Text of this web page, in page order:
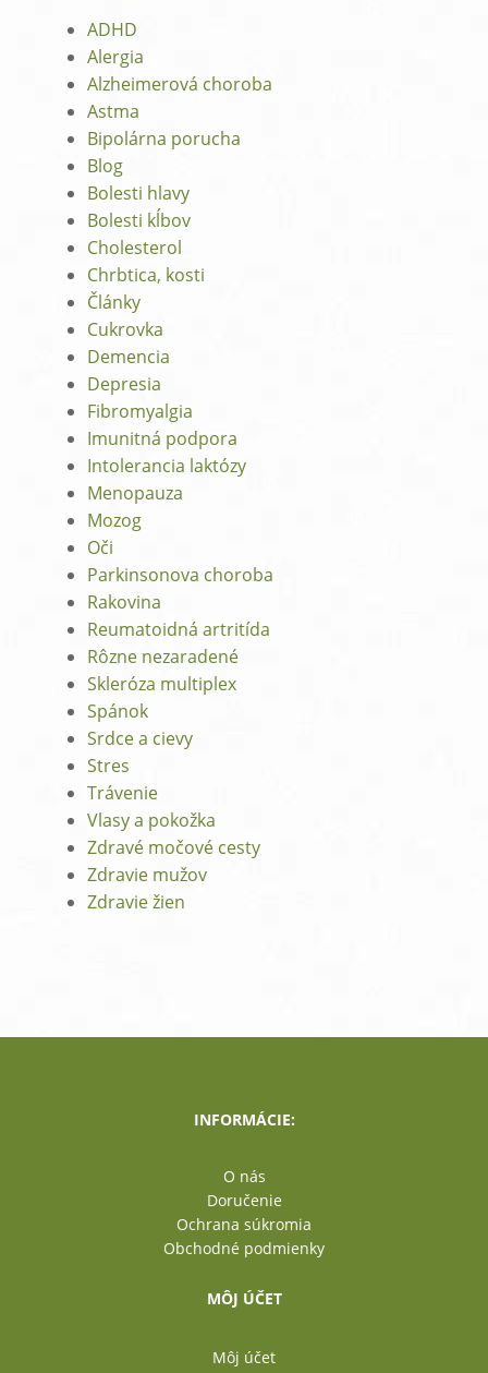
ADHD
Alergia
Alzheimerová choroba
Astma
Bipolárna porucha
Blog
Bolesti hlavy
Bolesti kĺbov
Cholesterol
Chrbtica, kosti
Články
Cukrovka
Demencia
Depresia
Fibromyalgia
Imunitná podpora
Intolerancia laktózy
Menopauza
Mozog
Oči
Parkinsonova choroba
Rakovina
Reumatoidná artritída
Rôzne nezaradené
Skleróza multiplex
Spánok
Srdce a cievy
Stres
Trávenie
Vlasy a pokožka
Zdravé močové cesty
Zdravie mužov
Zdravie žien
INFORMÁCIE:
O nás
Doručenie
Ochrana súkromia
Obchodné podmienky
MÔJ ÚČET
Môj účet